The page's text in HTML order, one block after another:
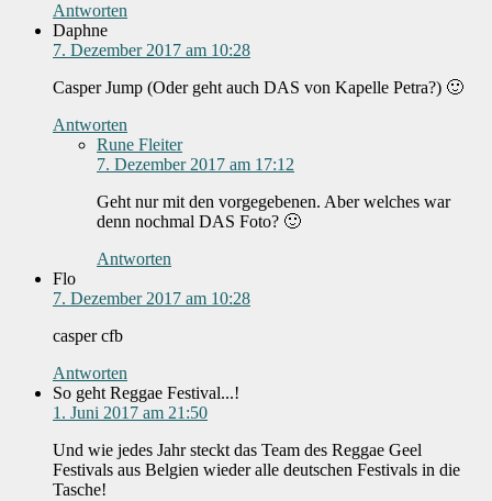
Antworten
Daphne
7. Dezember 2017 am 10:28
Casper Jump (Oder geht auch DAS von Kapelle Petra?) 🙂
Antworten
Rune Fleiter
7. Dezember 2017 am 17:12
Geht nur mit den vorgegebenen. Aber welches war
denn nochmal DAS Foto? 🙂
Antworten
Flo
7. Dezember 2017 am 10:28
casper cfb
Antworten
So geht Reggae Festival...!
1. Juni 2017 am 21:50
Und wie jedes Jahr steckt das Team des Reggae Geel
Festivals aus Belgien wieder alle deutschen Festivals in die
Tasche!